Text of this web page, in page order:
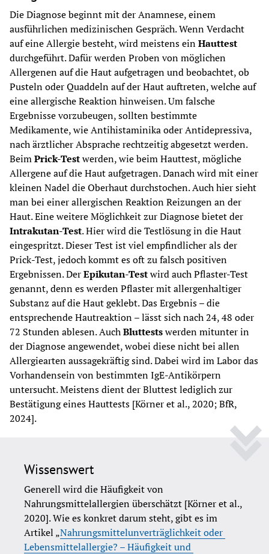
Die Diagnose beginnt mit der Anamnese, einem
ausführlichen medizinischen Gespräch. Wenn Verdacht
auf eine Allergie besteht, wird meistens ein
durchgeführt. Dafür werden Proben von möglichen
Allergenen auf die Haut aufgetragen und beobachtet, ob
Pusteln oder Quaddeln auf der Haut auftreten, welche auf
eine allergische Reaktion hinweisen. Um falsche
Ergebnisse vorzubeugen, sollten bestimmte
Medikamente, wie Antihistaminika oder Antidepressiva,
nach ärztlicher Absprache rechtzeitig abgesetzt werden.
Beim Prick-Test werden, wie beim Hauttest, mögliche
Allergene auf die Haut aufgetragen. Danach wird mit einer
kleinen Nadel die Oberhaut durchstochen. Auch hier sieht
man bei einer allergischen Reaktion Reizungen an der
Intrakutan-Test. Hier wird die Testlösung in die Haut
eingespritzt. Dieser Test ist viel empfindlicher als der
Prick-Test, jedoch kommt es oft zu falsch positiven
Ergebnissen. Der Epikutan-Test wird auch Pflaster-Test
genannt, denn es werden Pflaster mit allergenhaltiger
Substanz auf die Haut geklebt. Das Ergebnis – die
entsprechende Hautreaktion – lässt sich nach 24, 48 oder
72 Stunden ablesen. Auch Bluttests werden mitunter in
der Diagnose angewendet, wobei diese nicht bei allen
Allergiearten aussagekräftig sind. Dabei wird im Labor das
Vorhandensein von bestimmten IgE-Antikörpern
untersucht. Meistens dient der Bluttest lediglich zur
Bestätigung eines Hauttests [Körner et al., 2020; BfR,
2024].
Wissenswert
Generell wird die Häufigkeit von
Nahrungsmittelallergien überschätzt [Körner et al.,
2020]. Wie es konkret darum steht, gibt es im
Artikel „Nahrungsmittelunverträglichkeit oder
Lebensmittelallergie? – Häufigkeit und